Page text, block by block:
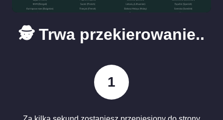
🕵️ Trwa przekierowanie..
1